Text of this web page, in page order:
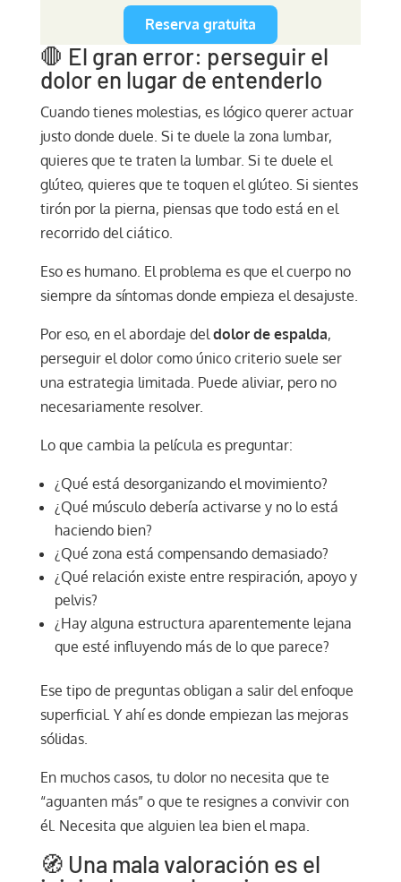
Reserva gratuita
🛑 El gran error: perseguir el
dolor en lugar de entenderlo
Cuando tienes molestias, es lógico querer actuar
justo donde duele. Si te duele la zona lumbar,
quieres que te traten la lumbar. Si te duele el
glúteo, quieres que te toquen el glúteo. Si sientes
tirón por la pierna, piensas que todo está en el
recorrido del ciático.
Eso es humano. El problema es que el cuerpo no
siempre da síntomas donde empieza el desajuste.
Por eso, en el abordaje deldolor de espalda,
perseguir el dolor como único criterio suele ser
una estrategia limitada. Puede aliviar, pero no
necesariamente resolver.
Lo que cambia la película es preguntar:
¿Qué está desorganizando el movimiento?
¿Qué músculo debería activarse y no lo está
haciendo bien?
¿Qué zona está compensando demasiado?
¿Qué relación existe entre respiración, apoyo y
pelvis?
¿Hay alguna estructura aparentemente lejana
que esté influyendo más de lo que parece?
Ese tipo de preguntas obligan a salir del enfoque
superficial. Y ahí es donde empiezan las mejoras
sólidas.
En muchos casos, tu dolor no necesita que te
“aguanten más” o que te resignes a convivir con
él. Necesita que alguien lea bien el mapa.
🧭 Una mala valoración es el